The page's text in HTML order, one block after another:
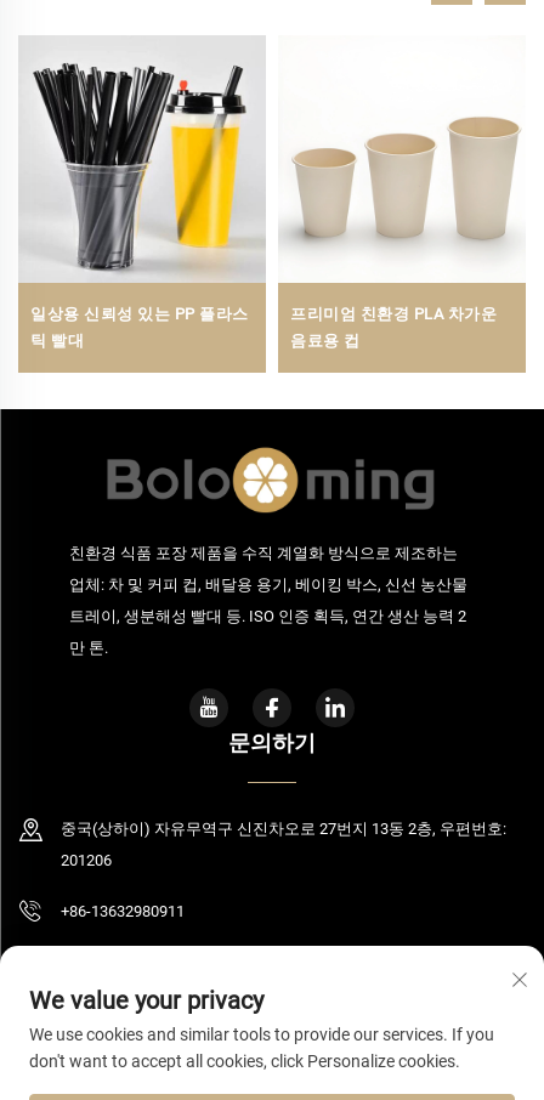
일상용 신뢰성 있는 PP 플라스
틱 빨대
프리미엄 친환경 PLA 차가운
음료용 컵
친환경 식품 포장 제품을 수직 계열화 방식으로 제조하는
업체: 차 및 커피 컵, 배달용 용기, 베이킹 박스, 신선 농산물
트레이, 생분해성 빨대 등. ISO 인증 획득, 연간 생산 능력 2
만 톤.
문의하기
중국(상하이) 자유무역구 신진차오로 27번지 13동 2층, 우편번호:
201206
+86-13632980911
저작권 © 2026 상하이 볼루밍 기술 유한공사. 모든 권리 보유. 개인정보 보호정
책
We value your privacy
We use cookies and similar tools to provide our services. If you
don't want to accept all cookies, click Personalize cookies.